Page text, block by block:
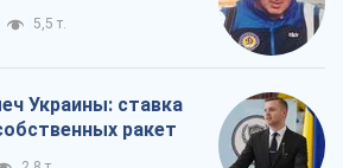
5,5 т.
Украины: ставка
ракет